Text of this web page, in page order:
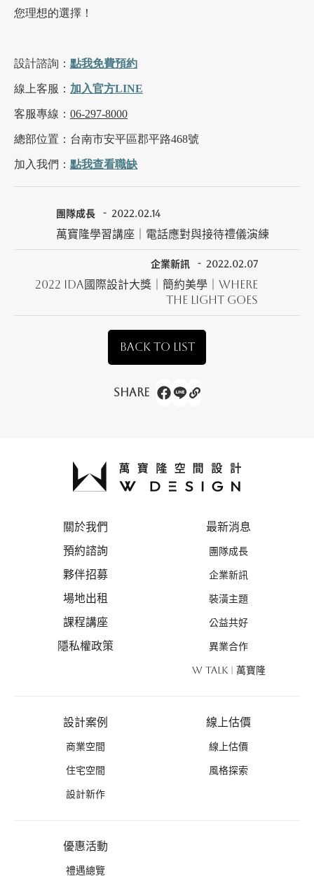
您理想的選擇！
設計諮詢： 點我免費預約
線上客服： 加入官方LINE
客服專線： 06-297-8000
總部位置：台南市安平區郡平路468號
加入我們： 點我查看職缺
團隊成長 2022.02.14
萬寶隆學習講座｜電話應對與接待禮儀演練
企業新訊 2022.02.07
2022 IDA國際設計大獎｜簡約美學｜Where
the light goes
BACK TO LIST
Share
關於我們
預約諮詢
夥伴招募
場地出租
課程講座
隱私權政策
最新消息
團隊成長
企業新訊
裝潢主題
公益共好
異業合作
W TALK | 萬寶隆
設計案例
商業空間
住宅空間
設計新作
線上估價
線上估價
風格探索
優惠活動
禮遇總覽